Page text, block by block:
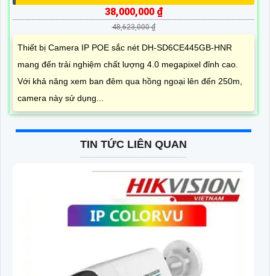
38,000,000 ₫
48,623,000 ₫
Thiết bị Camera IP POE sắc nét DH-SD6CE445GB-HNR
mang đến trải nghiệm chất lượng 4.0 megapixel đỉnh cao.
Với khả năng xem ban đêm qua hồng ngoại lên đến 250m,
camera này sử dụng...
TIN TỨC LIÊN QUAN